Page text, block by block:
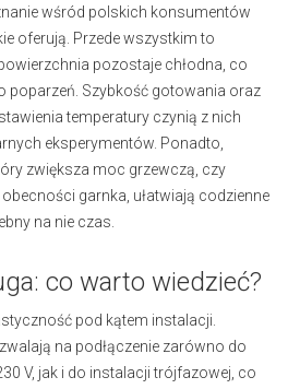
wśród polskich konsumentów
oferują. Przede wszystkim to
pozostaje chłodna, co
poparzeń. Szybkość gotowania oraz
temperatury czynią z nich
eksperymentów. Ponadto,
zwiększa moc grzewczą, czy
garnka, ułatwiają codzienne
na nie czas.
co warto wiedzieć?
pod kątem instalacji.
na podłączenie zarówno do
V, jak i do instalacji trójfazowej, co